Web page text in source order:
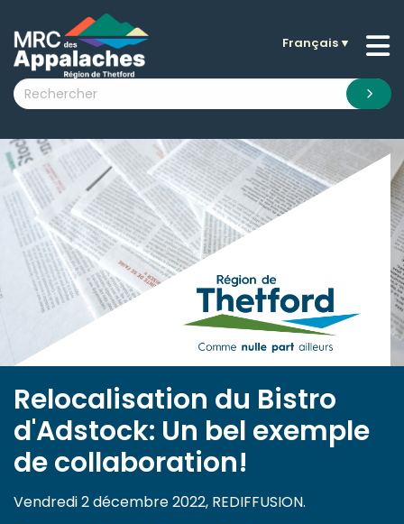
submenu (La MRC )
submenu (Citoyens )
submenu (Visiteurs )
submenu (Nouvelles )
submenu (Documentation )
Français▼
Relocalisation du Bistro
d'Adstock: Un bel exemple
de collaboration!
Vendredi 2 décembre 2022, REDIFFUSION.